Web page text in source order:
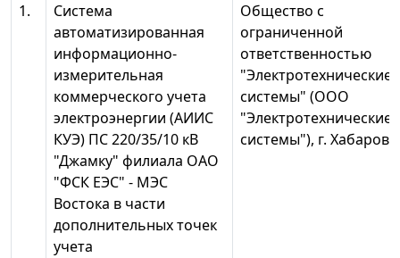
1.
Система
автоматизированная
информационно-
измерительная
коммерческого учета
электроэнергии (АИИС
КУЭ) ПС 220/35/10 кВ
"Джамку" филиала ОАО
"ФСК ЕЭС" - МЭС
Востока в части
дополнительных точек
учета
Общество с
ограниченной
ответственностью
"Электротехнические
системы" (ООО
"Электротехнические
системы"), г.